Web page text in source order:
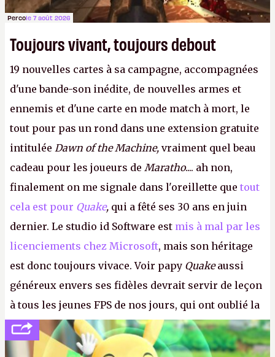
Percole 7 août 2026
Toujours vivant, toujours debout
19 nouvelles cartes à sa campagne, accompagnées
d'une bande-son inédite, de nouvelles armes et
ennemis et d'une carte en mode match à mort, le
tout pour pas un rond dans une extension gratuite
intitulée Dawn of the Machine, vraiment quel beau
cadeau pour les joueurs de Maratho.... ah non,
finalement on me signale dans l'oreillette que tout
cela est pour Quake, qui a fêté ses 30 ans en juin
dernier. Le studio id Software est mis à mal par les
licenciements chez Microsoft, mais son héritage
est donc toujours vivace. Voir papy Quakeaussi
généreux envers ses fidèles devrait servir de leçon
à tous les jeunes FPS de nos jours, qui ont oublié la
politesse et le respect envers leurs joueurs et les
anciens. Il leur faudrait une bonne guerre des